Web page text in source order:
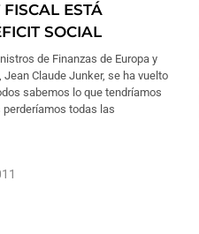
ESTÁ
SOCIAL
de Finanzas de Europa y
Claude Junker, se ha vuelto
sabemos lo que tendríamos
todas las